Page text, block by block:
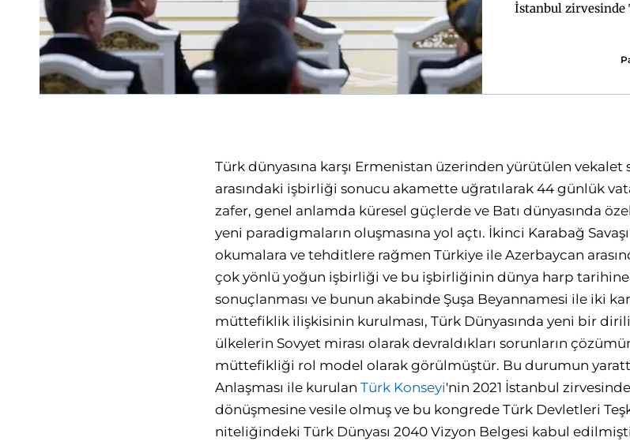
İstanbul zirvesinde
Türk dünyasına karşı Ermenistan üzerinden yürütülen vekalet
arasındaki işbirliği sonucu akamette uğratılarak 44 günlük
zafer, genel anlamda küresel güçlerde ve Batı dünyasında
yeni paradigmaların oluşmasına yol açtı. İkinci Karabağ
okumalara ve tehditlere rağmen Türkiye ile Azerbaycan
çok yönlü yoğun işbirliği ve bu işbirliğinin dünya harp tarihine
sonuçlanması ve bunun akabinde Şuşa Beyannamesi ile iki
müttefiklik ilişkisinin kurulması, Türk Dünyasında yeni bir
ülkelerin Sovyet mirası olarak devraldıkları sorunların
müttefikliği rol model olarak görülmüştür. Bu durumun
Anlaşması ile kurulan Türk Konseyi'nin 2021 İstanbul
dönüşmesine vesile olmuş ve bu kongrede Türk Devletleri
niteliğindeki Türk Dünyası 2040 Vizyon Belgesi kabul